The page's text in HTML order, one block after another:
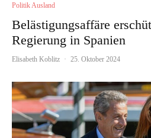
Politik Ausland
Belästigungsaffäre
Regierung in Spanien
Elisabeth Koblitz · 25. Oktober 2024